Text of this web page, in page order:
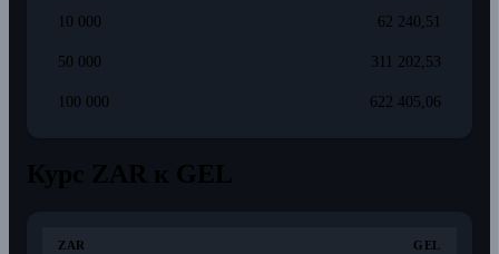
10 000 62 240,51
50 000 311 202,53
100 000 622 405,06
ZAR GEL